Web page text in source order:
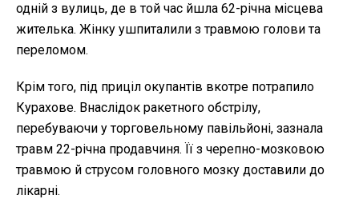
одній з вулиць, де в той час йшла 62-річна місцева
жителька. Жінку ушпиталили з травмою голови та
переломом.
Крім того, під приціл окупантів вкотре потрапило
Курахове. Внаслідок ракетного обстрілу,
перебуваючи у торговельному павільйоні, зазнала
травм 22-річна продавчиня. Її з черепно-мозковою
травмою й струсом головного мозку доставили до
лікарні.